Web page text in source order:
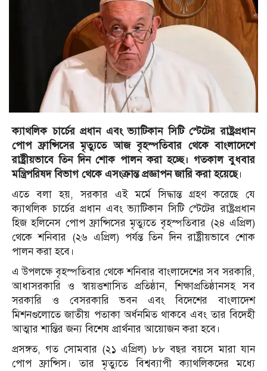
ক্যাথলিক চার্চের প্রধান এবং ভ্যাটিকান সিটি স্টেটের রাষ্ট্রপ্রধান
পোপ ফ্রান্সিসের মৃত্যুতে আজ বৃহস্পতিবার থেকে বাংলাদেশে
রাষ্ট্রীয়ভাবে তিন দিন শোক পালন করা হচ্ছে। গতকাল বুধবার
মন্ত্রিপরিষদ বিভাগ থেকে এসংক্রান্ত প্রজ্ঞাপন জারি করা হয়েছে।
এতে বলা হয়, সরকার এই মর্মে সিদ্ধান্ত গ্রহণ করেছে যে
ক্যাথলিক চার্চের প্রধান এবং ভ্যাটিকান সিটি স্টেটের রাষ্ট্রপ্রধান
হিজ হলিনেস পোপ ফ্রান্সিসের মৃত্যুতে বৃহস্পতিবার (২৪ এপ্রিল)
থেকে শনিবার (২৬ এপ্রিল) পর্যন্ত তিন দিন রাষ্ট্রীয়ভাবে শোক
পালন করা হবে।
এ উপলক্ষে বৃহস্পতিবার থেকে শনিবার বাংলাদেশের সব সরকারি,
আধাসরকারি ও স্বায়ত্তশাসিত প্রতিষ্ঠান, শিক্ষাপ্রতিষ্ঠানসহ সব
সরকারি ও বেসরকারি ভবন এবং বিদেশের বাংলাদেশ
মিশনগুলোতে জাতীয় পতাকা অর্ধনমিত থাকবে এবং তার বিদেহী
আত্মার শান্তির জন্য বিশেষ প্রার্থনার আয়োজন করা হবে।
প্রসঙ্গত, গত সোমবার (২১ এপ্রিল) ৮৮ বছর বয়সে মারা যান
পোপ ফ্রান্সিস। তার মৃত্যুতে বিশ্বব্যাপী ক্যাথলিকদের মধ্যে